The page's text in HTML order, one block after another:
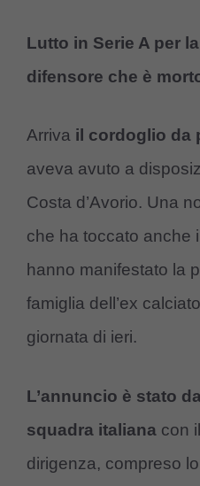
Lutto in Serie A per
difensore che è
Arriva il cordoglio da
aveva avuto a
Costa d’Avorio. Una
che ha toccato anche
hanno manifestato la
famiglia dell’ex
giornata di ieri.
L’annuncio è stato
squadra italiana con
dirigenza, compreso